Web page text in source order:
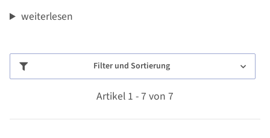
weiterlesen
Filter und Sortierung
Artikel 1 - 7 von 7